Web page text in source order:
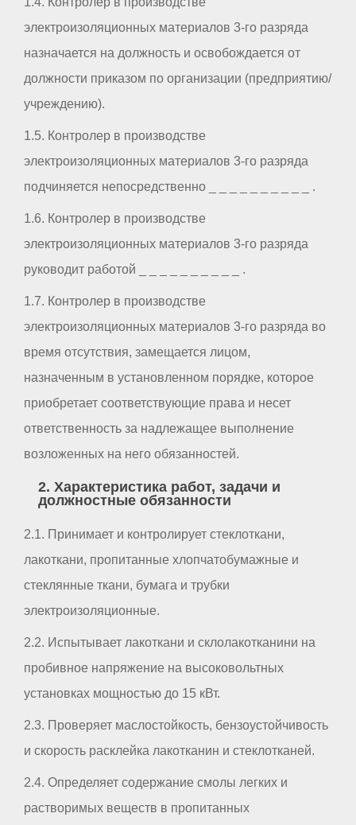
электроизоляционных материалов 3-го разряда
назначается на должность и освобождается от
должности приказом по организации (предприятию/
учреждению).
1.5. Контролер в производстве
электроизоляционных материалов 3-го разряда
подчиняется непосредственно _ _ _ _ _ _ _ _ _ _ .
1.6. Контролер в производстве
электроизоляционных материалов 3-го разряда
руководит работой _ _ _ _ _ _ _ _ _ _ .
1.7. Контролер в производстве
электроизоляционных материалов 3-го разряда во
время отсутствия, замещается лицом,
назначенным в установленном порядке, которое
приобретает соответствующие права и несет
ответственность за надлежащее выполнение
возложенных на него обязанностей.
2. Характеристика работ, задачи и
должностные обязанности
2.1. Принимает и контролирует стеклоткани,
лакоткани, пропитанные хлопчатобумажные и
стеклянные ткани, бумага и трубки
электроизоляционные.
2.2. Испытывает лакоткани и склолакотканини на
пробивное напряжение на высоковольтных
установках мощностью до 15 кВт.
2.3. Проверяет маслостойкость, бензоустойчивость
и скорость расклейка лакотканин и стеклотканей.
2.4. Определяет содержание смолы легких и
растворимых веществ в пропитанных